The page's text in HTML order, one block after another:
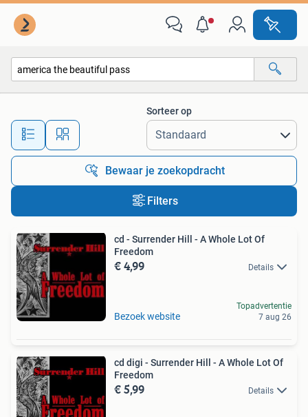
Alle afstanden…
Sorteer op
Bewaar je zoekopdracht
Filters
cd - Surrender Hill - A Whole Lot Of
Freedom
€ 4,99 Details
Bezoek website
Topadvertentie
7 aug 26
cd digi - Surrender Hill - A Whole Lot Of
Freedom
€ 5,99 Details